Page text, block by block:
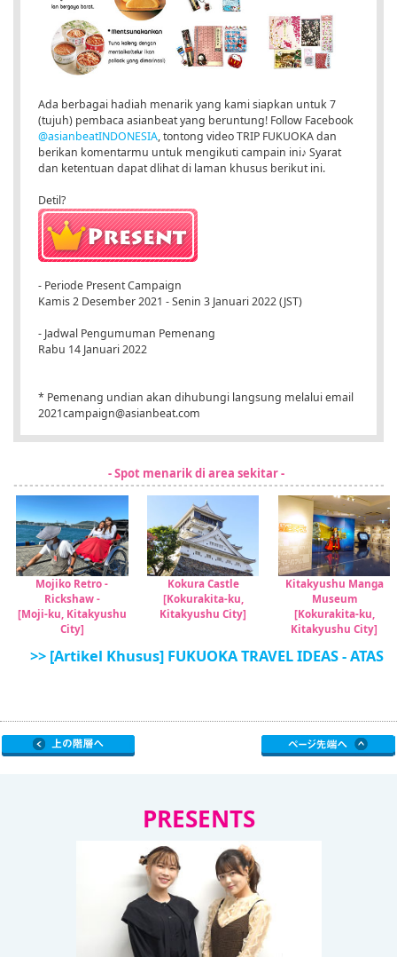
Ada berbagai hadiah menarik yang kami siapkan untuk 7
(tujuh) pembaca asianbeat yang beruntung! Follow Facebook
@asianbeatINDONESIA, tontong video TRIP FUKUOKA dan
berikan komentarmu untuk mengikuti campain ini♪ Syarat
dan ketentuan dapat dlihat di laman khusus berikut ini.
Detil?
- Periode Present Campaign
Kamis 2 Desember 2021 - Senin 3 Januari 2022 (JST)
- Jadwal Pengumuman Pemenang
Rabu 14 Januari 2022
* Pemenang undian akan dihubungi langsung melalui email
2021campaign@asianbeat.com
- Spot menarik di area sekitar -
Mojiko Retro -
Rickshaw -
[Moji-ku, Kitakyushu
City]
Kokura Castle
[Kokurakita-ku,
Kitakyushu City]
Kitakyushu Manga
Museum
[Kokurakita-ku,
Kitakyushu City]
>> [Artikel Khusus] FUKUOKA TRAVEL IDEAS - ATAS
PRESENTS